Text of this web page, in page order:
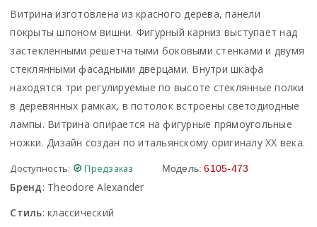
Витрина изготовлена из красного дерева, панели
покрыты шпоном вишни. Фигурный карниз выступает над
застекленными решетчатыми боковыми стенками и двумя
стеклянными фасадными дверцами. Внутри шкафа
находятся три регулируемые по высоте стеклянные полки
в деревянных рамках, в потолок встроены светодиодные
лампы. Витрина опирается на фигурные прямоугольные
ножки. Дизайн создан по итальянскому оригиналу XX века.
Доступность: Предзаказ Модель: 6105-473
Бренд: Theodore Alexander
Стиль:классический